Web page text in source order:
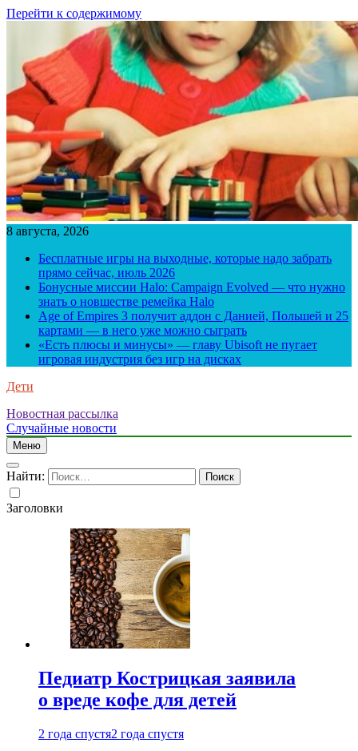
Перейти к содержимому
8 августа, 2026
Бесплатные игры на выходные, которые надо забрать
прямо сейчас, июль 2026
Бонусные миссии Halo: Campaign Evolved — что нужно
знать о новшестве ремейка Halo
Age of Empires 3 получит аддон с Данией, Польшей и 25
картами — в него уже можно сыграть
«Есть плюсы и минусы» — главу Ubisoft не пугает
игровая индустрия без игр на дисках
Дети
Новостная рассылка
Случайные новости
Меню
Найти:
Заголовки
Педиатр Кострицкая заявила
о вреде кофе для детей
2 года спустя2 года спустя